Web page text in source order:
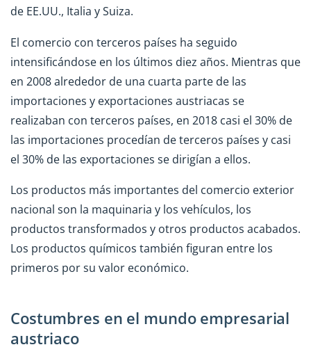
de EE.UU., Italia y Suiza.
El comercio con terceros países ha seguido
intensificándose en los últimos diez años. Mientras que
en 2008 alrededor de una cuarta parte de las
importaciones y exportaciones austriacas se
realizaban con terceros países, en 2018 casi el 30% de
las importaciones procedían de terceros países y casi
el 30% de las exportaciones se dirigían a ellos.
Los productos más importantes del comercio exterior
nacional son la maquinaria y los vehículos, los
productos transformados y otros productos acabados.
Los productos químicos también figuran entre los
primeros por su valor económico.
Costumbres en el mundo empresarial
austriaco